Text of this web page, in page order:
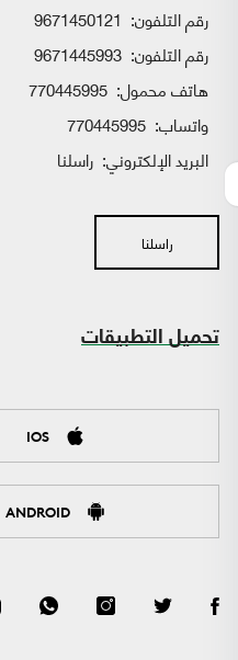
رقم التلفون: 9671450121
رقم التلفون: 9671445993
هاتف محمول: 770445995
واتساب:
البريد الإلكتروني: راسلنا
راسلنا
تحميل التطبيقات
IOS
ANDROID